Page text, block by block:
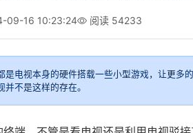
09-16 10:23:24 阅读 54233
是电视本身的硬件搭载一些小型游戏，让更多
不是这样的存在。